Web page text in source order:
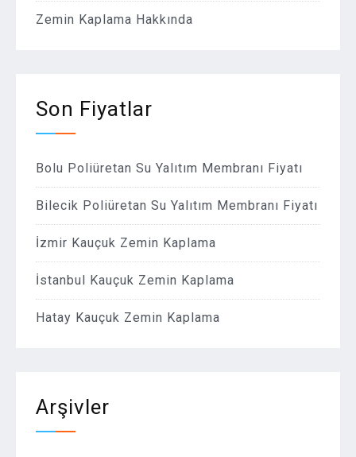
Zemin Kaplama Hakkında
Son Fiyatlar
Bolu Poliüretan Su Yalıtım Membranı Fiyatı
Bilecik Poliüretan Su Yalıtım Membranı Fiyatı
İzmir Kauçuk Zemin Kaplama
İstanbul Kauçuk Zemin Kaplama
Hatay Kauçuk Zemin Kaplama
Arşivler